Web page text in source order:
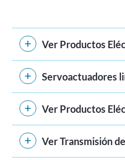
Ver Productos
Servoactuadores
Ver Productos
Ver Transmisión